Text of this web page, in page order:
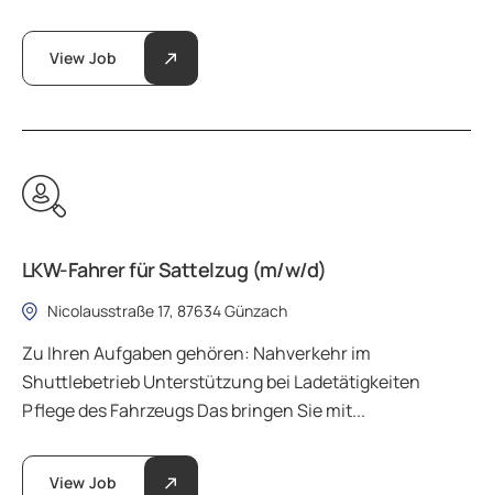
View Job
LKW-Fahrer für Sattelzug (m/w/d)
Nicolausstraße 17, 87634 Günzach
Zu Ihren Aufgaben gehören: Nahverkehr im
Shuttlebetrieb Unterstützung bei Ladetätigkeiten
Pflege des Fahrzeugs Das bringen Sie mit...
View Job